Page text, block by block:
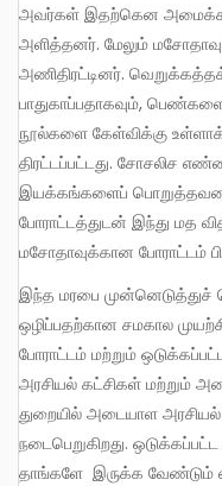
அவர்கள் இதற்கென அமைக்கப்பட்ட ராவ் கமிட்டியின் முன் ஆதாரங்களை
அளித்தனர். மேலும்
அணிதிரட்டினர்.
பாதுகாப்பதாகவும்,
நூல்களை கேள்விக்கு
திரட்டப்பட்டது.
இயக்கங்களைப் பொறுத்தவரை
போராட்டத்துடன் இந்து மத
மசோதாவுக்கான போராட்டம்
இந்த மரபை முன்னெடுத்துச் செல்வதானது, சாதி முறையை
ஒழிப்பதற்கான சமகால
போராட்டம் மற்றும்
அரசியல் கட்சிகள் மற்றும்
துறையில் அடையாள அரசியல்
நடைபெறுகிறது. ஒடுக்கப்பட்ட
தாங்களே இருக்க வேண்டும்